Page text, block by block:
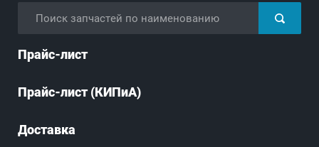
Прайс-лист
Прайс-лист (КИПиА)
Доставка